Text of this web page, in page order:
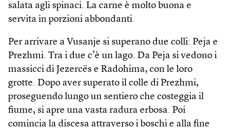
salata agli spinaci. La carne è molto buona e
servita in porzioni abbondanti.
Per arrivare a Vusanje si superano due colli: Peja e
Prezhmi. Tra i due c’è un lago. Da Peja si vedono i
massicci di Jezercës e Radohima, con le loro
grotte. Dopo aver superato il colle di Prezhmi,
proseguendo lungo un sentiero che costeggia il
fiume, si apre una vasta radura erbosa. Poi
comincia la discesa attraverso i boschi e alla fine